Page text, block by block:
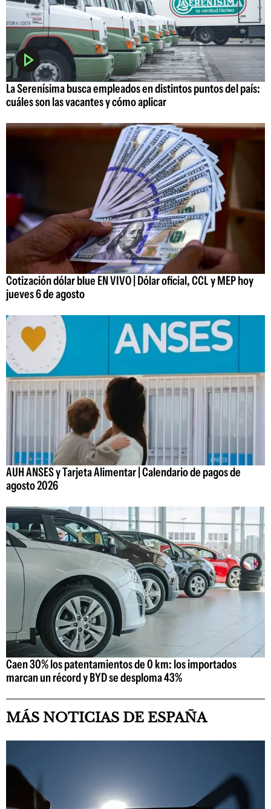
La Serenísima busca empleados en distintos puntos del país:
cuáles son las vacantes y cómo aplicar
Cotización dólar blue EN VIVO | Dólar oficial, CCL y MEP hoy
jueves 6 de agosto
AUH ANSES y Tarjeta Alimentar | Calendario de pagos de
agosto 2026
Caen 30% los patentamientos de 0 km: los importados
marcan un récord y BYD se desploma 43%
MÁS NOTICIAS DE ESPAÑA